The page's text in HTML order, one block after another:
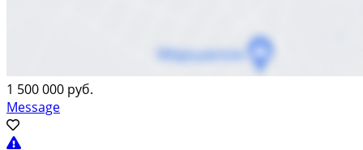
1 500 000 руб.
Message